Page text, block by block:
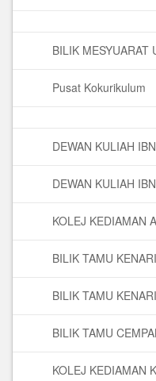
BILIK MESYUARAT
Pusat Kokurikulum
DEWAN KULIAH
DEWAN KULIAH
KOLEJ KEDIAMAN
BILIK TAMU
BILIK TAMU
BILIK TAMU
KOLEJ KEDIAMAN